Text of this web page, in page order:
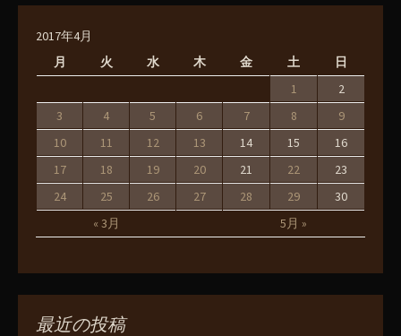
2017年4月
月
火 水 木 金 土 日
« 3月 5月 »
1
2
3
4 5 6 7 8
9
10
11 12 13 14 15
16
17
18 19 20 21 22
23
24
25 26 27 28 29 30
最近の投稿